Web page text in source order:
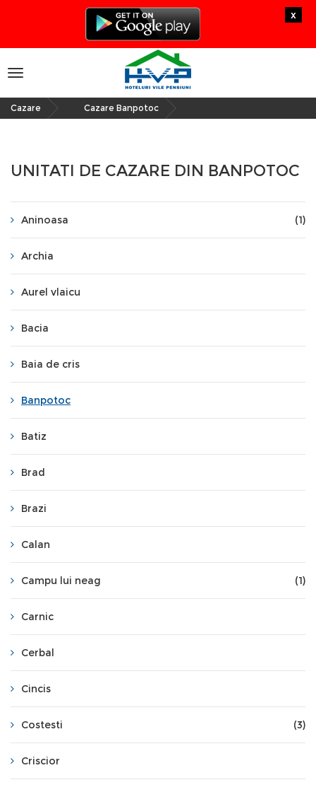
x
Toggle
navigation
Cazare Cazare Banpotoc
UNITATI DE CAZARE DIN BANPOTOC
Aninoasa (1)
Archia
Aurel vlaicu
Bacia
Baia de cris
Banpotoc
Batiz
Brad
Brazi
Calan
Campu lui neag (1)
Carnic
Cerbal
Cincis
Costesti (3)
Criscior